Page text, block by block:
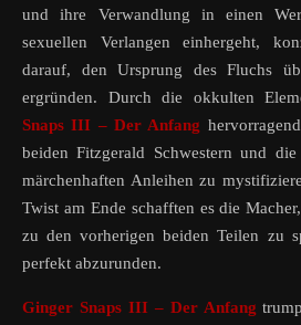
und ihre Verwandlung in einen
sexuellen Verlangen einhergeht,
darauf, den Ursprung des Fluchs
ergründen. Durch die okkulten
Snaps III – Der Anfang
beiden Fitzgerald Schwestern und
märchenhaften Anleihen zu
Twist am Ende schafften es die
zu den vorherigen beiden Teilen zu
perfekt abzurunden.
Ginger Snaps III – Der Anfang